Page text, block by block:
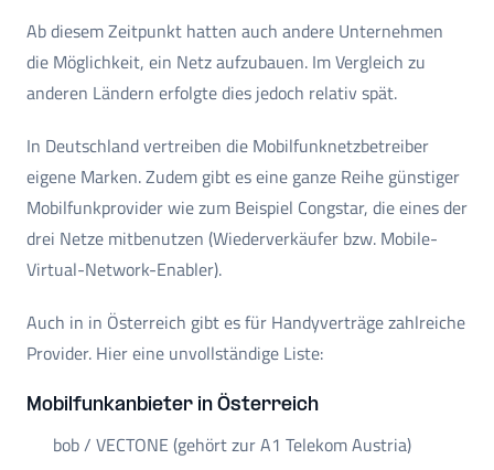
Ab diesem Zeitpunkt hatten auch andere Unternehmen
die Möglichkeit, ein Netz aufzubauen. Im Vergleich zu
anderen Ländern erfolgte dies jedoch relativ spät.
In Deutschland vertreiben die Mobilfunknetzbetreiber
eigene Marken. Zudem gibt es eine ganze Reihe günstiger
Mobilfunkprovider wie zum Beispiel Congstar, die eines der
drei Netze mitbenutzen (Wiederverkäufer bzw. Mobile-
Virtual-Network-Enabler).
Auch in in Österreich gibt es für Handyverträge zahlreiche
Provider. Hier eine unvollständige Liste:
Mobilfunkanbieter in Österreich
bob / VECTONE (gehört zur A1 Telekom Austria)